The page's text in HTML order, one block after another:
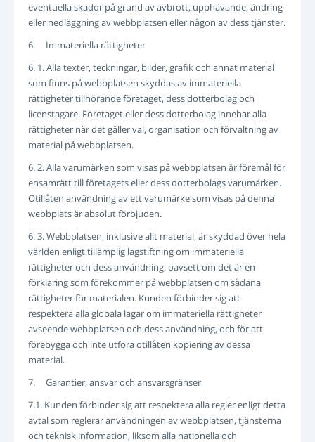
eventuella skador på grund av avbrott, upphävande, ändring
eller nedläggning av webbplatsen eller någon av dess tjänster.
6. Immateriella rättigheter
6. 1. Alla texter, teckningar, bilder, grafik och annat material
som finns på webbplatsen skyddas av immateriella
rättigheter tillhörande företaget, dess dotterbolag och
licenstagare. Företaget eller dess dotterbolag innehar alla
rättigheter när det gäller val, organisation och förvaltning av
material på webbplatsen.
6. 2. Alla varumärken som visas på webbplatsen är föremål för
ensamrätt till företagets eller dess dotterbolags varumärken.
Otillåten användning av ett varumärke som visas på denna
webbplats är absolut förbjuden.
6. 3. Webbplatsen, inklusive allt material, är skyddad över hela
världen enligt tillämplig lagstiftning om immateriella
rättigheter och dess användning, oavsett om det är en
förklaring som förekommer på webbplatsen om sådana
rättigheter för materialen. Kunden förbinder sig att
respektera alla globala lagar om immateriella rättigheter
avseende webbplatsen och dess användning, och för att
förebygga och inte utföra otillåten kopiering av dessa
material.
7. Garantier, ansvar och ansvarsgränser
7.1. Kunden förbinder sig att respektera alla regler enligt detta
avtal som reglerar användningen av webbplatsen, tjänsterna
och teknisk information, liksom alla nationella och